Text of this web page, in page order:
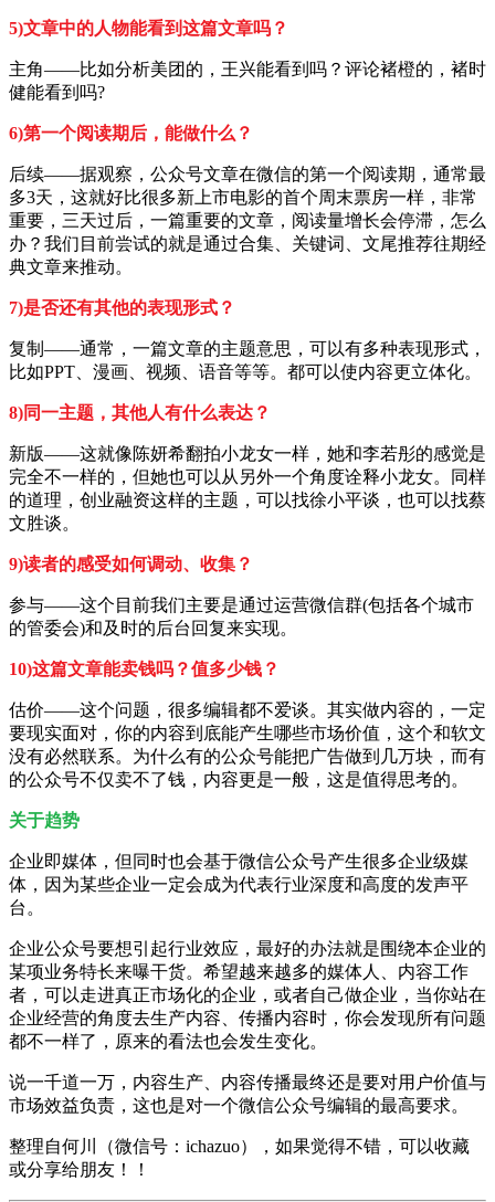
5)文章中的人物能看到这篇文章吗？
主角——比如分析美团的，王兴能看到吗？评论褚橙的，褚时
健能看到吗?
6)第一个阅读期后，能做什么？
后续——据观察，公众号文章在微信的第一个阅读期，通常最
多3天，这就好比很多新上市电影的首个周末票房一样，非常
重要，三天过后，一篇重要的文章，阅读量增长会停滞，怎么
办？我们目前尝试的就是通过合集、关键词、文尾推荐往期经
典文章来推动。
7)是否还有其他的表现形式？
复制——通常，一篇文章的主题意思，可以有多种表现形式，
比如PPT、漫画、视频、语音等等。都可以使内容更立体化。
8)同一主题，其他人有什么表达？
新版——这就像陈妍希翻拍小龙女一样，她和李若彤的感觉是
完全不一样的，但她也可以从另外一个角度诠释小龙女。同样
的道理，创业融资这样的主题，可以找徐小平谈，也可以找蔡
文胜谈。
9)读者的感受如何调动、收集？
参与——这个目前我们主要是通过运营微信群(包括各个城市
的管委会)和及时的后台回复来实现。
10)这篇文章能卖钱吗？值多少钱？
估价——这个问题，很多编辑都不爱谈。其实做内容的，一定
要现实面对，你的内容到底能产生哪些市场价值，这个和软文
没有必然联系。为什么有的公众号能把广告做到几万块，而有
的公众号不仅卖不了钱，内容更是一般，这是值得思考的。
关于趋势
企业即媒体，但同时也会基于微信公众号产生很多企业级媒
体，因为某些企业一定会成为代表行业深度和高度的发声平
台。
企业公众号要想引起行业效应，最好的办法就是围绕本企业的
某项业务特长来曝干货。希望越来越多的媒体人、内容工作
者，可以走进真正市场化的企业，或者自己做企业，当你站在
企业经营的角度去生产内容、传播内容时，你会发现所有问题
都不一样了，原来的看法也会发生变化。
说一千道一万，内容生产、内容传播最终还是要对用户价值与
市场效益负责，这也是对一个微信公众号编辑的最高要求。
整理自何川（微信号：ichazuo），如果觉得不错，可以收藏
或分享给朋友！！